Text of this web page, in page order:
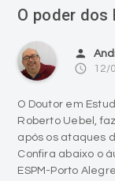
O poder dos
person
access_time 12/
O Doutor em
Roberto Uebel,
após os ataques
Confira abaixo o
ESPM-Porto